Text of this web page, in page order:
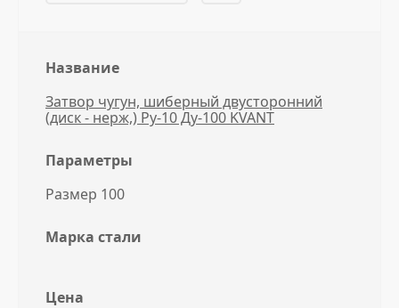
Название
Затвор чугун, шиберный двусторонний
(диск - нерж,) Ру-10 Ду-100 KVANT
Параметры
Размер 100
Марка стали
Цена